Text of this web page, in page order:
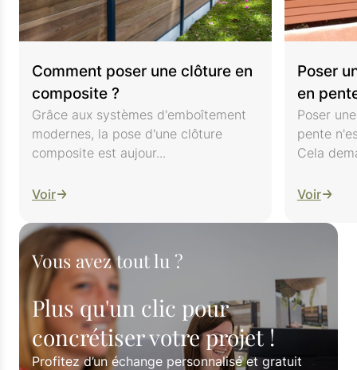
Comment poser une clôture en
composite ?
Grâce aux systèmes d'emboîtement
modernes, la pose d'une clôture
composite est aujour...
Voir
Poser
en
Poser
pente
Cela
Voir
Vous avez tout lu ?
Plus qu'un clic pour
concrétiser votre projet !
Profitez d’un échange personnalisé et gratuit